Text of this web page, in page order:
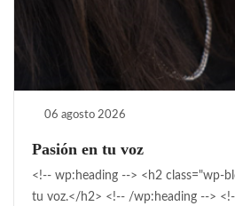
06 agosto 2026
Pasión en tu voz
<!-- wp:heading --> <h2 class="wp-
tu voz.</h2> <!-- /wp:heading -->